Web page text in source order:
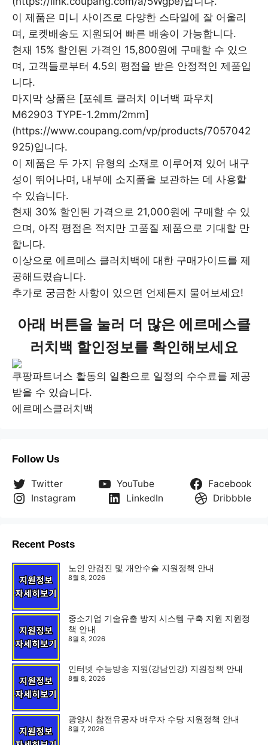
이 제품은 미니 사이즈로 다양한 스타일에 잘 어울리
며, 로켓배송도 지원되어 빠른 배송이 가능합니다.
현재 15% 할인된 가격인 15,800원에 구매할 수 있으
며, 고객들로부터 4.5의 평점을 받은 안정적인 제품입
니다.
마지막 상품은 [포쉐트 클러치 이너백 파우치
M62903 TYPE-1.2mm/2mm]
(https://www.coupang.com/vp/products/7057042
925)입니다.
이 제품은 두 가지 유형의 소재로 이루어져 있어 내구
성이 뛰어나며, 내부에 소지품을 보관하는 데 사용할
수 있습니다.
현재 30% 할인된 가격으로 21,000원에 구매할 수 있
으며, 아직 평점은 적지만 고품질 제품으로 기대할 만
합니다.
이상으로 에르메스 클러치백에 대한 구매가이드를 제
공해드렸습니다.
추가로 궁금한 사항이 있으면 언제든지 물어보세요!
아래 버튼을 눌러 더 많은 에르메스클
러치백 할인정보를 확인해보세요
쿠팡파트너스 활동의 일환으로 일정의 수수료를 제공
받을 수 있습니다.
에르메스클러치백
Follow Us
Twitter YouTube
Facebook
Instagram
LinkedIn Dribbble
Recent Posts
노인 안검진 및 개안수술 지원정책 안내
8월 8, 2026
중소기업 기술유출 방지 시스템 구축 지원 지원정
책 안내
8월 8, 2026
인터넷 수능방송 지원(강남인강) 지원정책 안내
8월 8, 2026
광양시 참전유공자 배우자 수당 지원정책 안내
8월 7, 2026